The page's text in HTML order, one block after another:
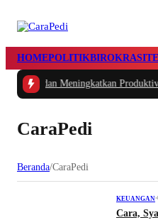
HOMEPOLITIKBIROKRASI
Waktu dan Meningkatkan
CaraPedi
Beranda/CaraPedi
KEUANGAN•
Cara,